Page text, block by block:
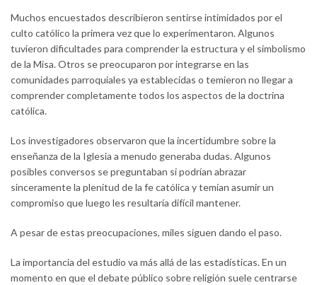
Muchos encuestados describieron sentirse intimidados por el
culto católico la primera vez que lo experimentaron. Algunos
tuvieron dificultades para comprender la estructura y el simbolismo
de la Misa. Otros se preocuparon por integrarse en las
comunidades parroquiales ya establecidas o temieron no llegar a
comprender completamente todos los aspectos de la doctrina
católica.
Los investigadores observaron que la incertidumbre sobre la
enseñanza de la Iglesia a menudo generaba dudas. Algunos
posibles conversos se preguntaban si podrían abrazar
sinceramente la plenitud de la fe católica y temían asumir un
compromiso que luego les resultaría difícil mantener.
A pesar de estas preocupaciones, miles siguen dando el paso.
La importancia del estudio va más allá de las estadísticas. En un
momento en que el debate público sobre religión suele centrarse